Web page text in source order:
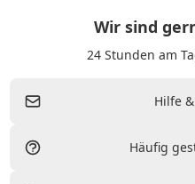
Wir sind
24 Stunden am
Hilfe
Häufig